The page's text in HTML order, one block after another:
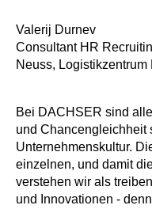
Valerij Durnev
Consultant HR
Neuss,
Bei DACHSER sind
und Chancengleichheit
Unternehmenskultur.
einzelnen, und damit
verstehen wir als
und Innovationen -